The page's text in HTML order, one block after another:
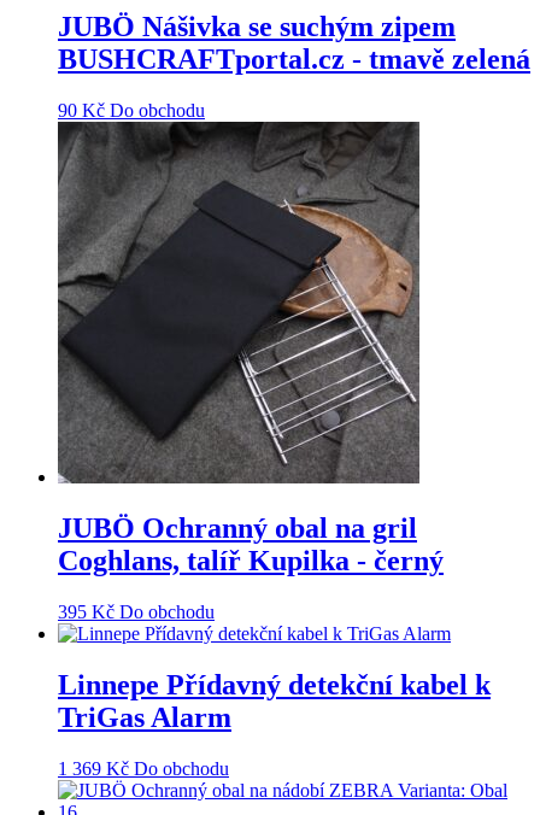
JUBÖ Nášivka se suchým zipem
BUSHCRAFTportal.cz - tmavě zelená
90 Kč Do obchodu
JUBÖ Ochranný obal na gril
Coghlans, talíř Kupilka - černý
395 Kč Do obchodu
Linnepe Přídavný detekční kabel k
TriGas Alarm
1 369 Kč Do obchodu